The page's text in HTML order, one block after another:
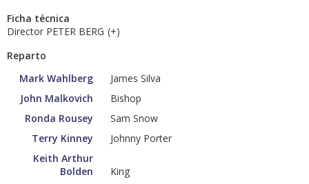
Ficha técnica
Director PETER BERG (+)
Reparto
Mark Wahlberg
James Silva
John Malkovich
Bishop
Ronda Rousey
Sam Snow
Terry Kinney
Johnny Porter
Keith Arthur
Bolden
King